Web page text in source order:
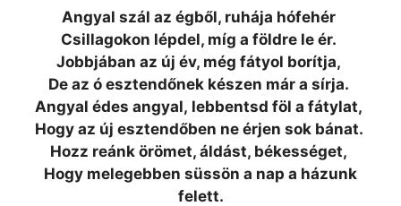
Angyal szál az égből, ruhája hófehér
Csillagokon lépdel, míg a földre le ér.
Jobbjában az új év, még fátyol borítja,
De az ó esztendőnek készen már a sírja.
Angyal édes angyal, lebbentsd föl a fátylat,
Hogy az új esztendőben ne érjen sok bánat.
Hozz reánk örömet, áldást, békességet,
Hogy melegebben süssön a nap a házunk
felett.